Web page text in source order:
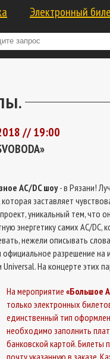
Электронный
// 19:00
AC/DC шоу- в Рязани!
заставляет
проект, уникальный тем,
энергетику самих AC/
нежели описывать
официальное разрешение на
Universal. На концерте этих
На мероприятие «Большое
только электронных
единственный тип
необходимо заполнить
банковской картой. Билеты
почту указанную в заказе.